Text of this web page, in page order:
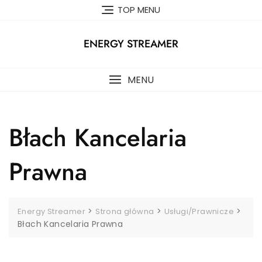
TOP MENU
ENERGY STREAMER
MENU
Błach Kancelaria
Prawna
Energy Streamer > Strona główna > Usługi/Prawnicze >
Błach Kancelaria Prawna